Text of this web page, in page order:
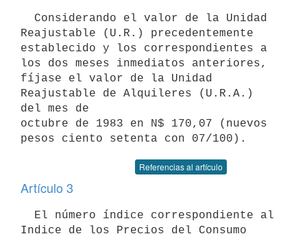
Reajustable (U.R.) precedentemente
establecido y los correspondientes a
los dos meses inmediatos anteriores,
fíjase el valor de la Unidad
Reajustable de Alquileres (U.R.A.)
del mes de
octubre de 1983 en N$ 170,07 (nuevos
Referencias al artículo
Artículo 3
Indice de los Precios del Consumo